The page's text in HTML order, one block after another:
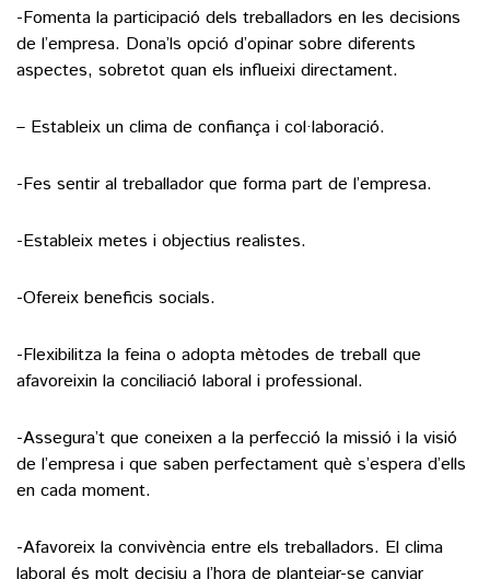
-Fomenta la participació dels treballadors en les decisions
de l’empresa. Dona’ls opció d’opinar sobre diferents
aspectes, sobretot quan els influeixi directament.
– Estableix un clima de confiança i col·laboració.
-Fes sentir al treballador que forma part de l’empresa.
-Estableix metes i objectius realistes.
-Ofereix beneficis socials.
-Flexibilitza la feina o adopta mètodes de treball que
afavoreixin la conciliació laboral i professional.
-Assegura’t que coneixen a la perfecció la missió i la visió
de l’empresa i que saben perfectament què s’espera d’ells
en cada moment.
-Afavoreix la convivència entre els treballadors. El clima